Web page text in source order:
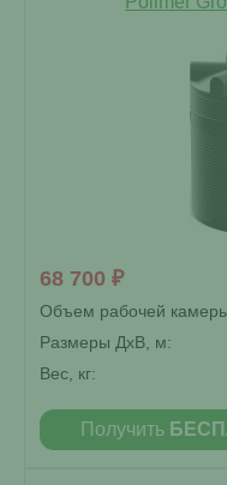
68 700 ₽
Объем рабочей
Размеры ДxВ, м:
Вес, кг:
Получить